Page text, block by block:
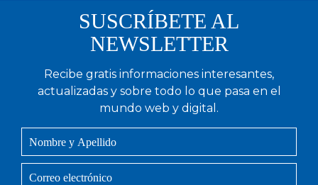
SUSCRÍBETE AL
NEWSLETTER
Recibe gratis informaciones interesantes,
actualizadas y sobre todo lo que pasa en el
mundo web y digital.